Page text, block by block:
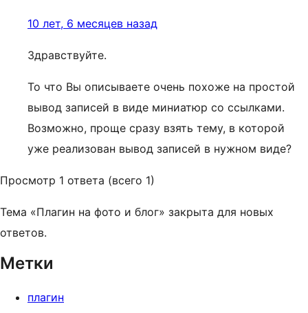
10 лет, 6 месяцев назад
Здравствуйте.
То что Вы описываете очень похоже на простой
вывод записей в виде миниатюр со ссылками.
Возможно, проще сразу взять тему, в которой
уже реализован вывод записей в нужном виде?
Просмотр 1 ответа (всего 1)
Тема «Плагин на фото и блог» закрыта для новых
ответов.
Метки
плагин